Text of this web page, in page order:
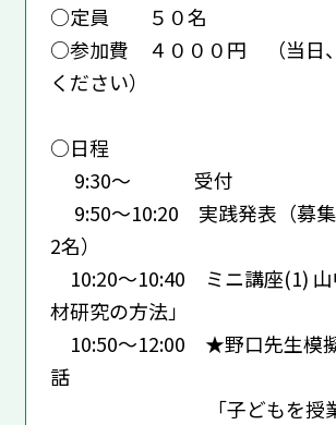
○定員 ５０名
○参加費 ４０００円 （当日
ください）
○日程
9:30～ 受付
9:50～10:20 実践発表（募
2名）
10:20～10:40 ミニ講座(1) 山
材研究の方法」
10:50～12:00 ★野口先生模
話
「子どもを授業に